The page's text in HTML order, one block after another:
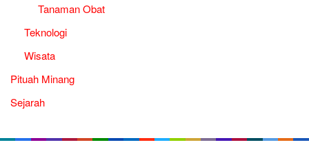
Tanaman Obat
Teknologi
Wisata
Pituah Minang
Sejarah